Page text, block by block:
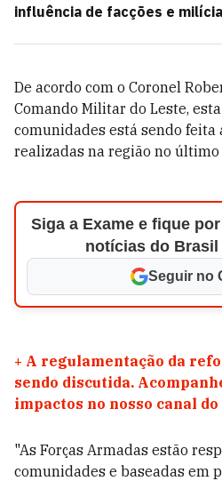
influência de facções e
De acordo com o Coronel
Comando Militar do Leste,
comunidades está sendo feita
realizadas na região no último
Siga a Exame e fique
notícias do Brasil
Seguir no
+ A regulamentação da
sendo discutida.
impactos no nosso canal
"As Forças Armadas estão
comunidades e baseadas em